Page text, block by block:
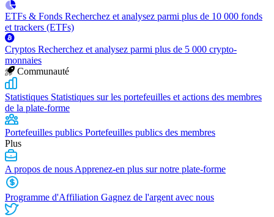
ETFs & Fonds Recherchez et analysez parmi plus de 10 000 fonds
et trackers (ETFs)
Cryptos Recherchez et analysez parmi plus de 5 000 crypto-
monnaies
Communauté
Statistiques Statistiques sur les portefeuilles et actions des membres
de la plate-forme
Portefeuilles publics Portefeuilles publics des membres
Plus
A propos de nous Apprenez-en plus sur notre plate-forme
Programme d'Affiliation Gagnez de l'argent avec nous